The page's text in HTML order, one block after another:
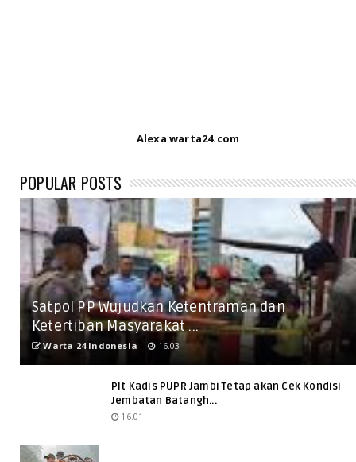
Alexa warta24.com
POPULAR POSTS
Satpol PP Wujudkan Ketentraman dan
Ketertiban Masyarakat ...
Warta 24 Indonesia 16.03
Plt Kadis PUPR Jambi Tetap akan Cek Kondisi
Jembatan Batangh...
16.01